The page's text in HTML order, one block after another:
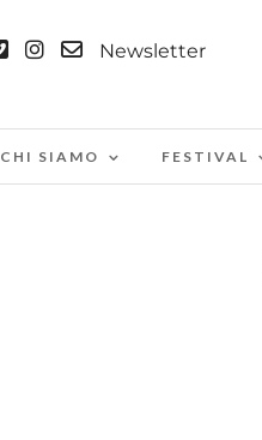
Newsletter
CHI SIAMO FESTIVAL